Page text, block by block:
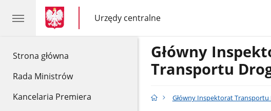
Strona główna
Rada Ministrów
Kancelaria Premiera
gov.pl
gov.pl
Urzędy centralne
gov.pl
Urzędy
centralne
Główny
Transportu
Główny Inspektorat Transportu